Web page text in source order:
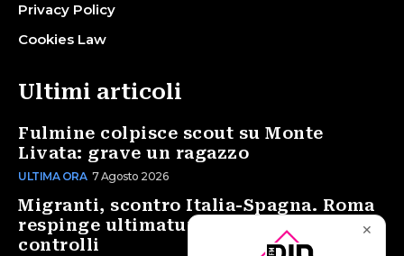
Privacy Policy
Cookies Law
Ultimi articoli
Fulmine colpisce scout su Monte
Livata: grave un ragazzo
ULTIMA ORA 7 Agosto 2026
Migranti, scontro Italia-Spagna. Roma
respinge ultimatum, Madrid ripristina
controlli
✕